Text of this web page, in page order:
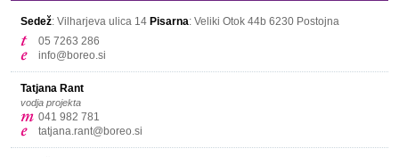
Sedež: Vilharjeva ulica 14 Pisarna: Veliki Otok 44b 6230 Postojna
05 7263 286
info@boreo.si
Tatjana Rant
vodja projekta
041 982 781
tatjana.rant@boreo.si